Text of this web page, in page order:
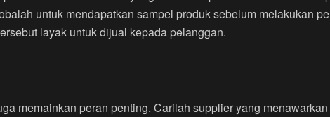
untuk mendapatkan sampel produk sebelum melakukan
layak untuk dijual kepada pelanggan.
memainkan peran penting. Carilah supplier yang